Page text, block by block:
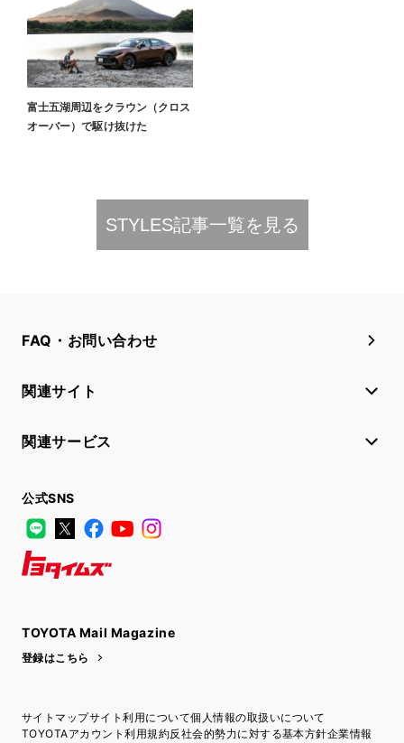
富士五湖周辺をクラウン（クロス
オーバー）で駆け抜けた
STYLES記事一覧を見る​
FAQ・お問い合わせ
関連サイト
関連サービス
公式SNS
LINE X Facebook
YouTube
TOYOTA Mail Magazine
登録はこちら
サイトマップサイト利用について個人情報の取扱いについて
TOYOTAアカウント利用規約反社会的勢力に対する基本方針企業情報